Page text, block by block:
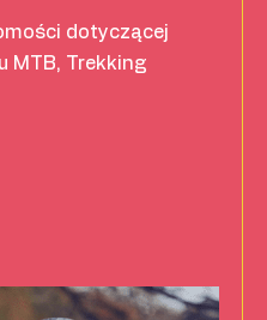
dotyczącej
MTB, Trekking